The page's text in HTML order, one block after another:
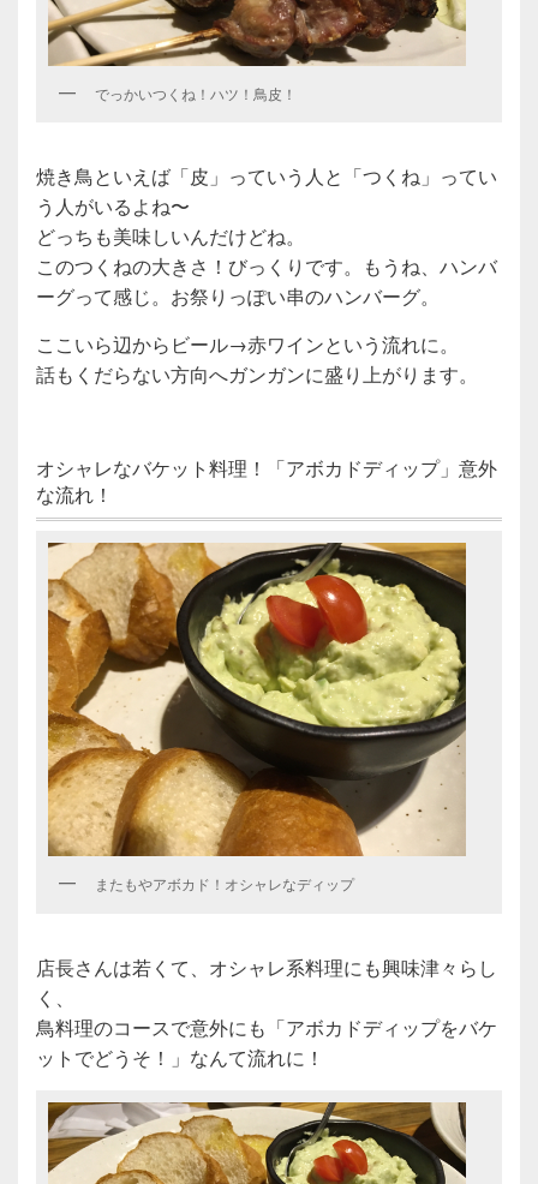
でっかいつくね！ハツ！鳥皮！
焼き鳥といえば「皮」っていう人と「つくね」ってい
う人がいるよね〜
どっちも美味しいんだけどね。
このつくねの大きさ！びっくりです。もうね、ハンバ
ーグって感じ。お祭りっぽい串のハンバーグ。
ここいら辺からビール→赤ワインという流れに。
話もくだらない方向へガンガンに盛り上がります。
オシャレなバケット料理！「アボカドディップ」意外
な流れ！
またもやアボカド！オシャレなディップ
店長さんは若くて、オシャレ系料理にも興味津々らし
く、
鳥料理のコースで意外にも「アボカドディップをバケ
ットでどうそ！」なんて流れに！